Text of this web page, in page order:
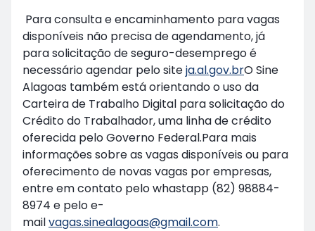
Para consulta e encaminhamento para vagas
disponíveis não precisa de agendamento, já
para solicitação de seguro-desemprego é
necessário agendar pelo siteja.al.gov.brO Sine
Alagoas também está orientando o uso da
Carteira de Trabalho Digital para solicitação do
Crédito do Trabalhador, uma linha de crédito
oferecida pelo Governo Federal.Para mais
informações sobre as vagas disponíveis ou para
oferecimento de novas vagas por empresas,
entre em contato pelo whastapp (82) 98884-
8974 e pelo e-
mailvagas.sinealagoas@gmail.com.